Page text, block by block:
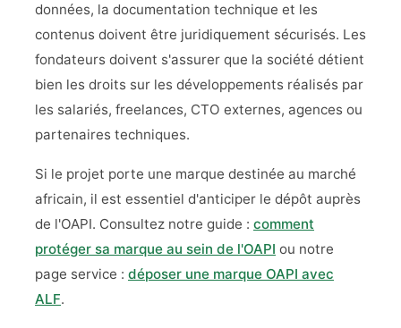
données, la documentation technique et les
contenus doivent être juridiquement sécurisés. Les
fondateurs doivent s'assurer que la société détient
bien les droits sur les développements réalisés par
les salariés, freelances, CTO externes, agences ou
partenaires techniques.
Si le projet porte une marque destinée au marché
africain, il est essentiel d'anticiper le dépôt auprès
de l'OAPI. Consultez notre guide : comment
protéger sa marque au sein de l'OAPI ou notre
page service : déposer une marque OAPI avec
ALF.